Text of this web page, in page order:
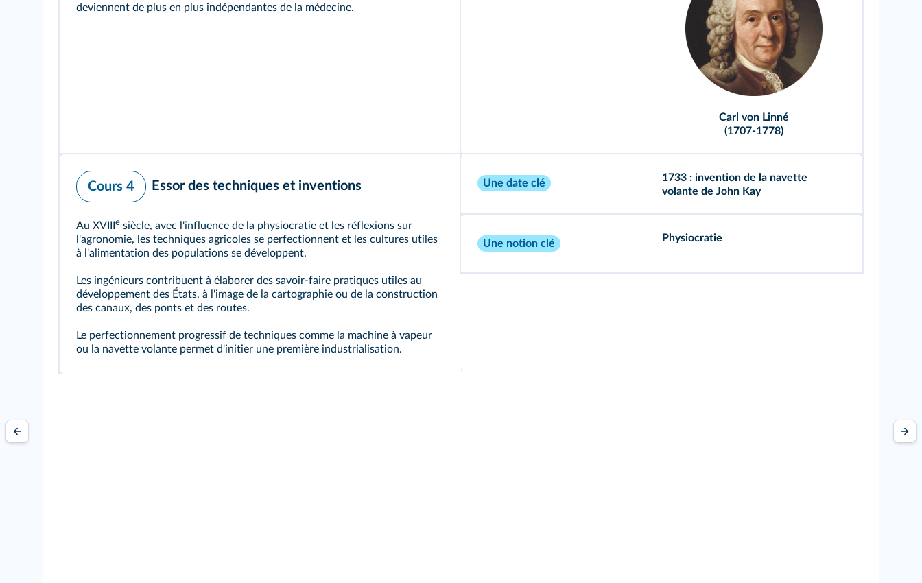
deviennent de plus en plus indépendantes de la médecine.
Carl von Linné
(1707-1778)
Cours 4 Essor des techniques et inventions
Au XVIII e siècle, avec l'influence de la physiocratie et les réflexions sur
l'agronomie, les techniques agricoles se perfectionnent et les cultures utiles
à l'alimentation des populations se développent.
Les ingénieurs contribuent à élaborer des savoir-faire pratiques utiles au
développement des États, à l'image de la cartographie ou de la construction
des canaux, des ponts et des routes.
Le perfectionnement progressif de techniques comme la machine à vapeur
ou la navette volante permet d'initier une première industrialisation.
Une date clé
1733 : invention de la navette
volante de John Kay
Une notion clé Physiocratie